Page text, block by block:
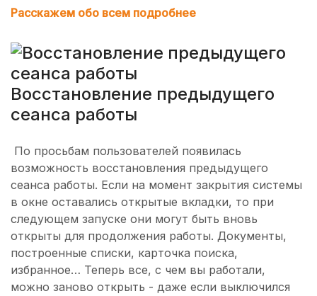
Расскажем обо всем подробнее
Восстановление предыдущего
сеанса работы
По просьбам пользователей появилась
возможность восстановления предыдущего
сеанса работы. Если на момент закрытия системы
в окне оставались открытые вкладки, то при
следующем запуске они могут быть вновь
открыты для продолжения работы. Документы,
построенные списки, карточка поиска,
избранное… Теперь все, с чем вы работали,
можно заново открыть - даже если выключился